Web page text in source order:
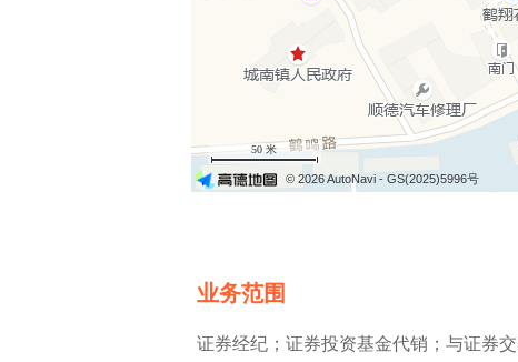
50 米
© 2026 AutoNavi - GS(2025)5996号
业务范围
证券经纪；证券投资基金代销；与证券